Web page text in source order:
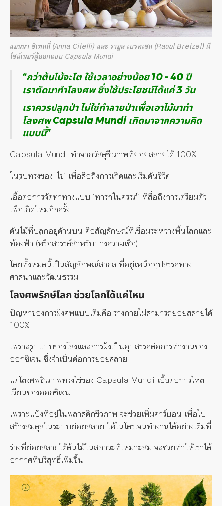
แอนนา ชิเทลลี่ (Anna Citelli) และ ราอูล เบรทเซล (Raoul Bretzel) ดี
ไซน์เนอร์ผู้ออกแบบ Capsula Mundi
“กว่าต้นไม้จะโต ใช้เวลาอย่างน้อย 10 – 40 ปี
เราตัดมาทำโลงศพ ซึ่งใช้ประโยชน์ได้แค่ 3 วัน
เราควรปลูกป่า ไม่ใช่ทำลายป่าเพื่อเอาไม้มาทำ
โลงศพ Capsula Mundi เกิดมาจากความคิด
แบบนี้”
Capsula Mundi ทำจากวัสดุชีวภาพที่ย่อยสลายได้ 100%
ในรูปทรงของ ‘ไข่’ เพื่อสื่อถึงการเกิดและเริ่มต้นชีวิต
เอื้อต่อการจัดท่าทางแบบ ‘ทารกในครรภ์’ ที่สื่อถึงการเตรียมตัว
เพื่อเกิดใหม่อีกครั้ง
ต้นไม้ที่ปลูกอยู่ด้านบน คือสัญลักษณ์ที่เชื่อมระหว่างพื้นโลกและ
ท้องฟ้า (หรือสวรรค์สำหรับบางความเชื่อ)
โดยทั้งหมดนี้เป็นสัญลักษณ์สากล ที่อยู่เหนืออุปสรรคทาง
ศาสนาและวัฒนธรรม
โลงศพรักษ์โลก ช่วยโลกได้แค่ไหน
ปัญหาของการฝังศพแบบเดิมคือ ร่างกายไม่สามารถย่อยสลายได้
100%
เพราะรูปแบบของโลงและการฝังเป็นอุปสรรคต่อการทำงานของ
ออกซิเจน ซึ่งจำเป็นต่อการย่อยสลาย
แต่โลงศพชีวภาพทรงไข่ของ Capsula Mundi เอื้อต่อการไหล
เวียนของออกซิเจน
เพราะแป้งที่อยู่ในพลาสติกชีวภาพ จะช่วยเพิ่มคาร์บอน เพื่อไป
สร้างสมดุลในระบบย่อยสลาย ให้ไนโตรเจนทำงานได้อย่างเต็มที่
ร่างที่ย่อยสลายใต้ต้นไม้ในสภาวะที่เหมาะสม จะช่วยทำให้เราได้
อากาศที่บริสุทธิ์เพิ่มขึ้น